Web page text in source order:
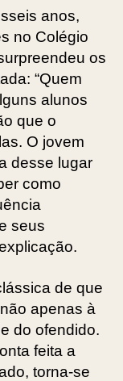
anos,
no Colégio
os
“Quem
alunos
que o
O jovem
desse lugar
como
seus
de que
apenas à
do ofendido.
feita a
torna-se